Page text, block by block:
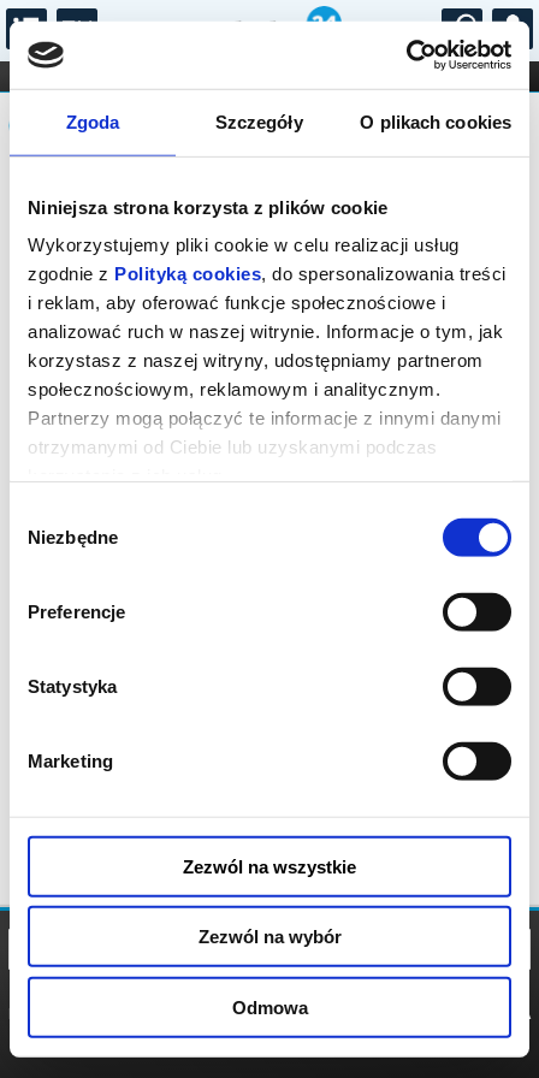
Zgoda Szczegóły O plikach cookies
Niniejsza strona korzysta z plików cookie
Wykorzystujemy pliki cookie w celu realizacji usług
zgodnie z Polityką cookies, do spersonalizowania treści
i reklam, aby oferować funkcje społecznościowe i
analizować ruch w naszej witrynie. Informacje o tym, jak
korzystasz z naszej witryny, udostępniamy partnerom
społecznościowym, reklamowym i analitycznym.
Partnerzy mogą połączyć te informacje z innymi danymi
otrzymanymi od Ciebie lub uzyskanymi podczas
zgody
Niezbędne
Preferencje
Statystyka
Marketing
Zezwól na wszystkie
Zezwól na wybór
Odmowa
...
FILHARMONIA OPERA I BALET
STAND-UP
DLA DZIECI
Komunikat
Sprzedaż biletów on-line na wydarzenie
została zakończona.
POLITYKA
POLITYKA